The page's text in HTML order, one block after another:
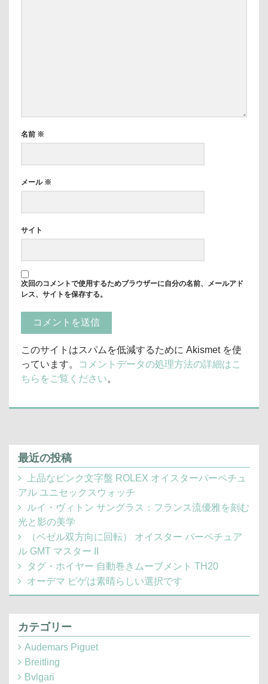
名前 ※
メール ※
サイト
次回のコメントで使用するためブラウザーに自分の名前、メールアド
レス、サイトを保存する。
このサイトはスパムを低減するために Akismet を使
っています。
コメントデータの処理方法の詳細はこ
ちらをご覧ください。
最近の投稿
上品なピンク文字盤 ROLEX オイスターパーペチュ
アル ユニセックスウォッチ
ルイ・ヴィトン サングラス：フランス流優雅を刻む
光と影の美学
（ベゼル双方向に回転） オイスター パーペチュア
ル GMT マスター II
タグ・ホイヤー 自動巻きムーブメント TH20
オーデマ ピゲは素晴らしい選択です
カテゴリー
Audemars Piguet
Breitling
Bvlgari